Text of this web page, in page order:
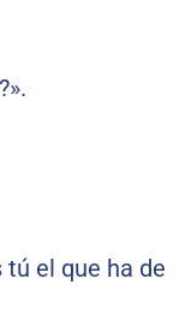
tú el que ha de